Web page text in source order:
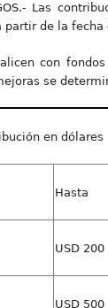
Las
partir de la
con
se
en dólares
Hasta
USD 200
USD 500